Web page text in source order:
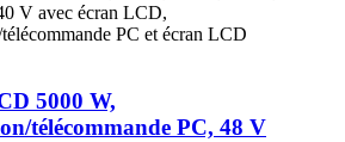
5000 W,
télécommande PC, 48 V